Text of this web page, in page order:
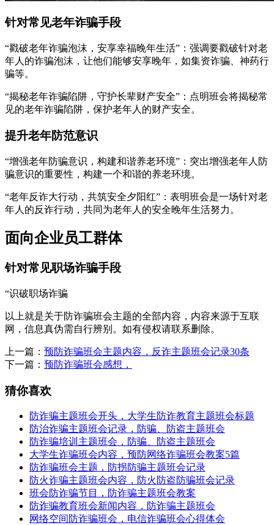
针对常见老年诈骗手段
“戳破老年诈骗泡沫，安享幸福晚年生活”：强调要戳破针对老
年人的诈骗泡沫，让他们能够安享晚年，如集资诈骗、神药行
骗等。
“揭秘老年诈骗陷阱，守护长辈财产安全”：点明班会将揭秘常
见的老年诈骗陷阱，保护老年人的财产安全。
提升老年防范意识
“增强老年防骗意识，构建和谐养老环境”：突出增强老年人防
骗意识的重要性，构建一个和谐的养老环境。
“老年反诈大行动，共筑安全夕阳红”：表明班会是一场针对老
年人的反诈行动，共同为老年人的安全晚年生活努力。
面向企业员工群体
针对常见职场诈骗手段
“识破职场诈骗
以上就是关于防诈骗班会主题的全部内容，内容来源于互联
网，信息真伪需自行辨别。如有侵权请联系删除。
上一篇： 预防诈骗班会主题内容，反诈主题班会记录30条
下一篇： 预防诈骗班会感想，
猜你喜欢
防诈骗主题班会开头，大学生防诈教育主题班会标题
防治诈骗主题班会记录，防骗、防盗主题班会
防诈骗培训主题班会，防骗、防盗主题班会
大学生诈骗班会内容，预防网络诈骗班会教案5篇
防诈骗班会主题，防拐防骗主题班会记录
防火诈骗主题班会内容，防火防盗防骗班会记录
班会防诈骗节目，防诈骗主题班会教案
防诈骗教育班会新闻内容，防诈骗主题班会
网络空间防诈骗班会，电信诈骗班会心得体会